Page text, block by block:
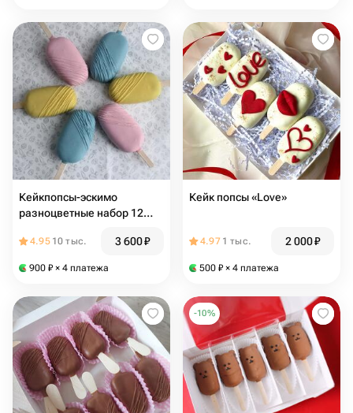
Кейкпопсы-эскимо
разноцветные набор 12
сыну дочке праздник
4.95 10 тыс. 3 600₽
900 ₽ × 4 платежа
Кейк попсы «Love»
4.97 1 тыс. 2 000₽
500 ₽ × 4 платежа
-10%